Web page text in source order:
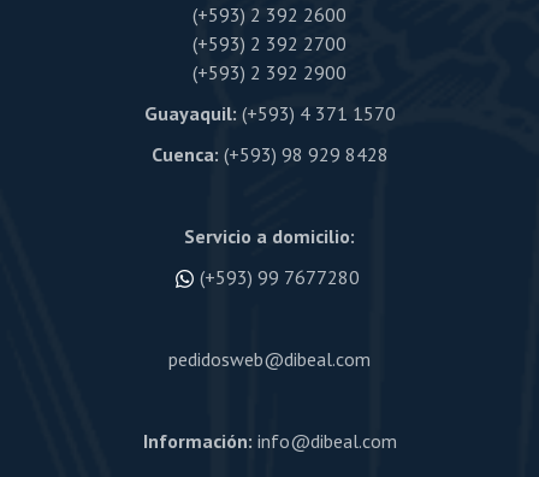
(+593) 2 392 2600
(+593) 2 392 2700
(+593) 2 392 2900
Guayaquil: (+593) 4 371 1570
Cuenca: (+593) 98 929 8428
Servicio a domicilio:
(+593) 99 7677280
pedidosweb@dibeal.com
Información: info@dibeal.com